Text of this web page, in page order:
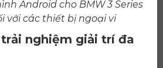
Android cho BMW 3 Series
với các thiết bị ngoại vi
trải nghiệm giải trí đa